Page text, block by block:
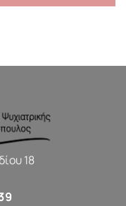
18